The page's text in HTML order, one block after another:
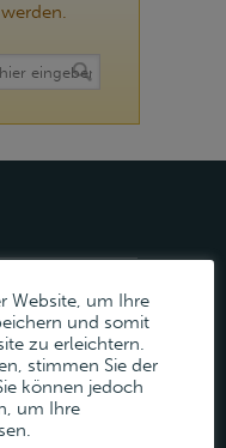
Website, um Ihre
und somit
zu erleichtern.
stimmen Sie der
können jedoch
um Ihre